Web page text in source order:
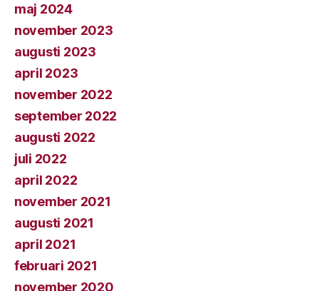
maj 2024
november 2023
augusti 2023
april 2023
november 2022
september 2022
augusti 2022
juli 2022
april 2022
november 2021
augusti 2021
april 2021
februari 2021
november 2020